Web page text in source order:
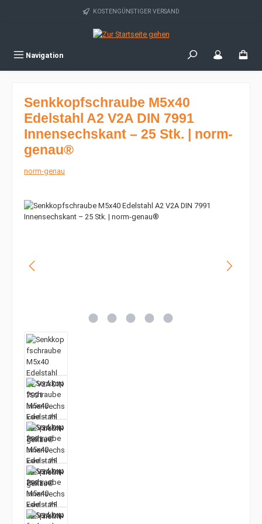
Zum Hauptinhalt springen KOSTENGÜNSTIGER VERSAND
Navigation
Senkkopfschraube M5x40
Edelstahl A2 V2A DIN 7991
Innensechskant – 25 Stk. | norm-
genau®
norm-genau
Bildergalerie überspringen